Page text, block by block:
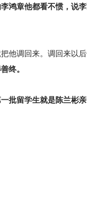
鸿章他都看不惯，说
他调回来。调回来以
终。
批留学生就是陈兰彬